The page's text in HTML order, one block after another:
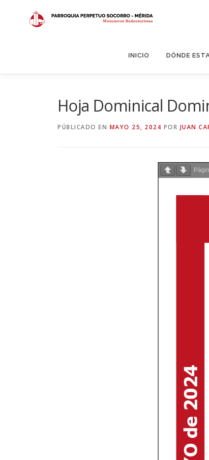
contenido
INICIO DÓNDE
Hoja Dominical
PÚBLICADO EN MAYO 25, 2024 POR JUAN